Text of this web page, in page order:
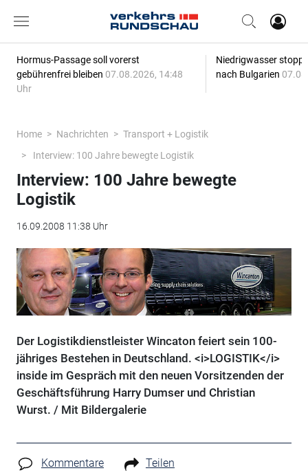
Hormus-Passage soll vorerst
gebührenfrei bleiben 07.08.2026, 14:48
Uhr
Niedrigwasser
nach Bulgarien
Home Nachrichten
Transport + Logistik
Interview: 100 Jahre bewegte Logistik
Interview: 100 Jahre bewegte
Logistik
16.09.2008 11:38 Uhr
Der Logistikdienstleister Wincaton feiert sein 100-
jähriges Bestehen in Deutschland. <i>LOGISTIK</i>
inside im Gespräch mit den neuen Vorsitzenden der
Geschäftsführung Harry Dumser und Christian
Wurst. / Mit Bildergalerie
Kommentare Teilen